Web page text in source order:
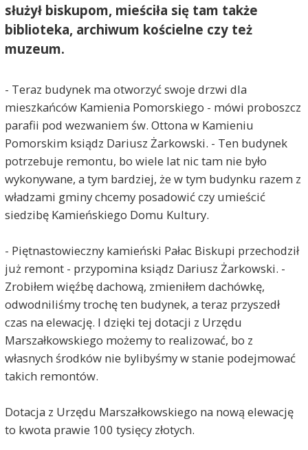
służył biskupom, mieściła się tam także
biblioteka, archiwum kościelne czy też
muzeum.
- Teraz budynek ma otworzyć swoje drzwi dla
mieszkańców Kamienia Pomorskiego - mówi proboszcz
parafii pod wezwaniem św. Ottona w Kamieniu
Pomorskim ksiądz Dariusz Żarkowski. - Ten budynek
potrzebuje remontu, bo wiele lat nic tam nie było
wykonywane, a tym bardziej, że w tym budynku razem z
władzami gminy chcemy posadowić czy umieścić
siedzibę Kamieńskiego Domu Kultury.
- Piętnastowieczny kamieński Pałac Biskupi przechodził
już remont - przypomina ksiądz Dariusz Żarkowski. -
Zrobiłem więźbę dachową, zmieniłem dachówkę,
odwodniliśmy trochę ten budynek, a teraz przyszedł
czas na elewację. I dzięki tej dotacji z Urzędu
Marszałkowskiego możemy to realizować, bo z
własnych środków nie bylibyśmy w stanie podejmować
takich remontów.
Dotacja z Urzędu Marszałkowskiego na nową elewację
to kwota prawie 100 tysięcy złotych.